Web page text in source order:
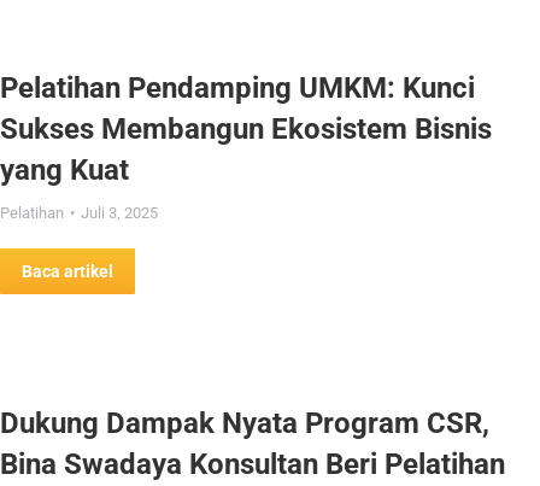
Pelatihan Pendamping UMKM: Kunci
Sukses Membangun Ekosistem Bisnis
yang Kuat
Pelatihan Juli 3, 2025
Baca artikel
Dukung Dampak Nyata Program CSR,
Bina Swadaya Konsultan Beri Pelatihan